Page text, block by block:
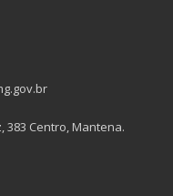
383 Centro, Mantena.